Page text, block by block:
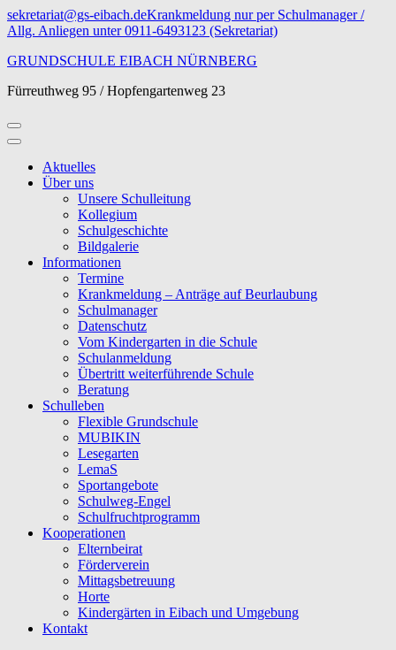
Zum
Inhalt
(Eingabetaste
sekretariat@gs-eibach.deKrankmeldung nur per Schulmanager /
Allg. Anliegen unter 0911-6493123 (Sekretariat)
GRUNDSCHULE EIBACH NÜRNBERG
Fürreuthweg 95 / Hopfengartenweg 23
Aktuelles
Über uns
Unsere Schulleitung
Kollegium
Schulgeschichte
Bildgalerie
Informationen
Termine
Krankmeldung – Anträge auf Beurlaubung
Schulmanager
Datenschutz
Vom Kindergarten in die Schule
Schulanmeldung
Übertritt weiterführende Schule
Beratung
Schulleben
Flexible Grundschule
MUBIKIN
Lesegarten
LemaS
Sportangebote
Schulweg-Engel
Schulfruchtprogramm
Kooperationen
Elternbeirat
Förderverein
Mittagsbetreuung
Horte
Kindergärten in Eibach und Umgebung
Kontakt